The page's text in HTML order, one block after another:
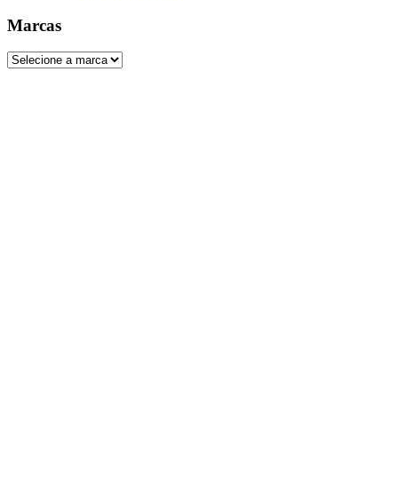
Marcas